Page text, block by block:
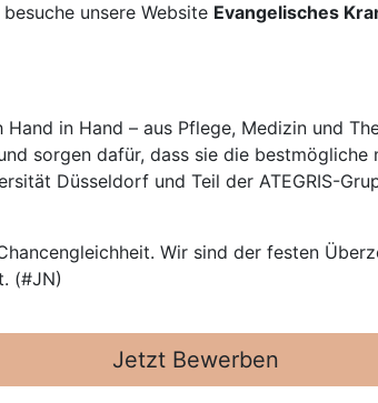
unsere Website Evangelisches
in Hand – aus Pflege, Medizin und
sorgen dafür, dass sie die
Düsseldorf und Teil der ATEGRIS-
Wir sind der festen
(#JN)
Jetzt Bewerben